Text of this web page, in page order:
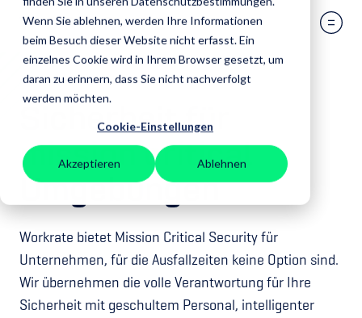
Wenn Sie ablehnen, werden Ihre Informationen
beim Besuch dieser Website nicht erfasst. Ein
einzelnes Cookie wird in Ihrem Browser gesetzt, um
daran zu erinnern, dass Sie nicht nachverfolgt
werden möchten.
Cookie-Einstellungen
Akzeptieren Ablehnen
Sicherheit für
mission critical
Umgebungen
Workrate bietet Mission Critical Security für
Unternehmen, für die Ausfallzeiten keine Option sind.
Wir übernehmen die volle Verantwortung für Ihre
Sicherheit mit geschultem Personal, intelligenter